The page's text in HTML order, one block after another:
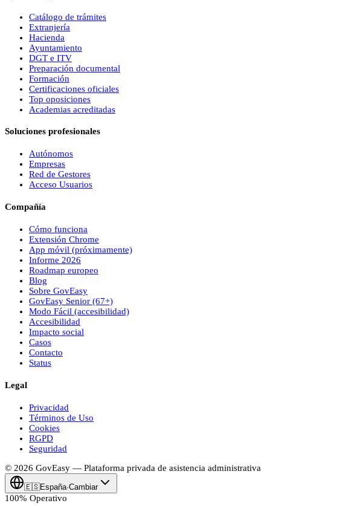
Catálogo de trámites
Extranjería
Hacienda
Ayuntamiento
DGT e ITV
Preparación documental
Formación
Certificaciones oficiales
Top oposiciones
Academias acreditadas
Soluciones profesionales
Autónomos
Empresas
Red de Gestores
Acceso Usuarios
Compañía
Cómo funciona
Extensión Chrome
App móvil (próximamente)
Informe 2026
Roadmap europeo
Blog
Sobre GovEasy
GovEasy Senior (67+)
Modo Fácil (accesibilidad)
Accesibilidad
Impacto social
Casos
Contacto
Status
Legal
Privacidad
Términos de Uso
Cookies
RGPD
Seguridad
© 2026 GovEasy — Plataforma privada de asistencia administrativa
🇪🇸España·Cambiar
100% Operativo